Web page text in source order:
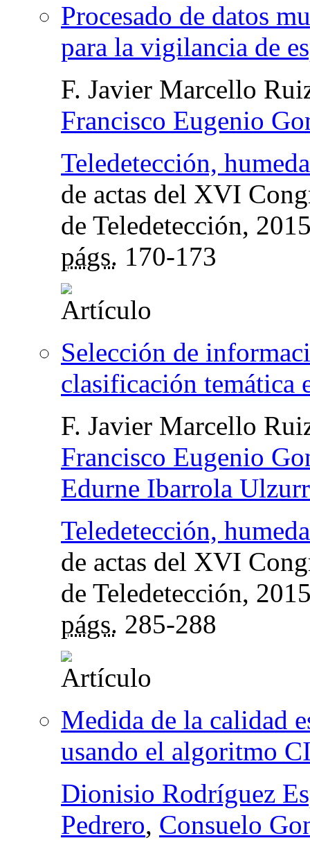
Procesado de datos
para la vigilancia de
F. Javier Marcello
Francisco Eugenio
Teledetección,
de actas del XVI
de Teledetección,
págs. 170-173
Selección de
clasificación temática
F. Javier Marcello
Francisco Eugenio
Edurne Ibarrola
Teledetección,
de actas del XVI
de Teledetección,
págs. 285-288
Medida de la calidad
usando el algoritmo
Dionisio Rodríguez
Pedrero, Consuelo